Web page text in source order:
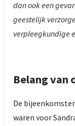
dan ook een
geestelijk
verpleegkundige
Belang van
De
waren voor